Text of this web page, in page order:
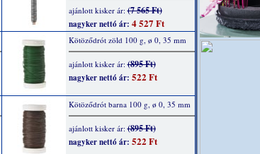
ajánlott kisker ár:(7 565 Ft)
nagyker nettó ár: 4 527 Ft
Kötöződrót zöld 100 g, ø 0, 35 mm
ajánlott kisker ár:(895 Ft)
nagyker nettó ár: 522 Ft
Kötöződrót barna 100 g, ø 0, 35 mm
ajánlott kisker ár:(895 Ft)
nagyker nettó ár: 522 Ft